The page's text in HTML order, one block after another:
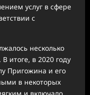
услуг в сфере
с
несколько
итоге, в 2020 году
Пригожина и его
в некоторых
и включало